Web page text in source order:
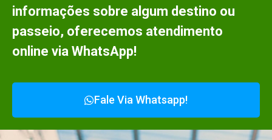
informações sobre algum destino ou
passeio, oferecemos atendimento
online via WhatsApp!
Fale Via Whatsapp!